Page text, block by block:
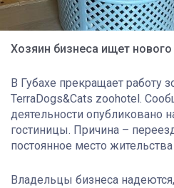
Хозяин бизнеса ищет
В Губахе прекращает работу
TerraDogs&Cats zoohotel.
деятельности опубликовано
гостиницы. Причина –
постоянное место
Владельцы бизнеса